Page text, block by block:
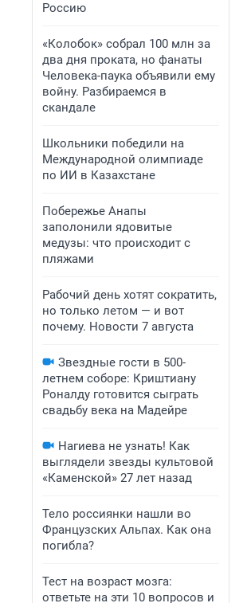
Россию
«Колобок» собрал 100 млн за
два дня проката, но фанаты
Человека-паука объявили ему
войну. Разбираемся в
скандале
Школьники победили на
Международной олимпиаде
по ИИ в Казахстане
Побережье Анапы
заполонили ядовитые
медузы: что происходит с
пляжами
Рабочий день хотят сократить,
но только летом — и вот
почему. Новости 7 августа
Звездные гости в 500-
летнем соборе: Криштиану
Роналду готовится сыграть
свадьбу века на Мадейре
Нагиева не узнать! Как
выглядели звезды культовой
«Каменской» 27 лет назад
Тело россиянки нашли во
Французских Альпах. Как она
погибла?
Тест на возраст мозга:
ответьте на эти 10 вопросов и